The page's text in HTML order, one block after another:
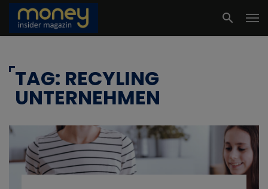
TAG: RECYLING
UNTERNEHMEN